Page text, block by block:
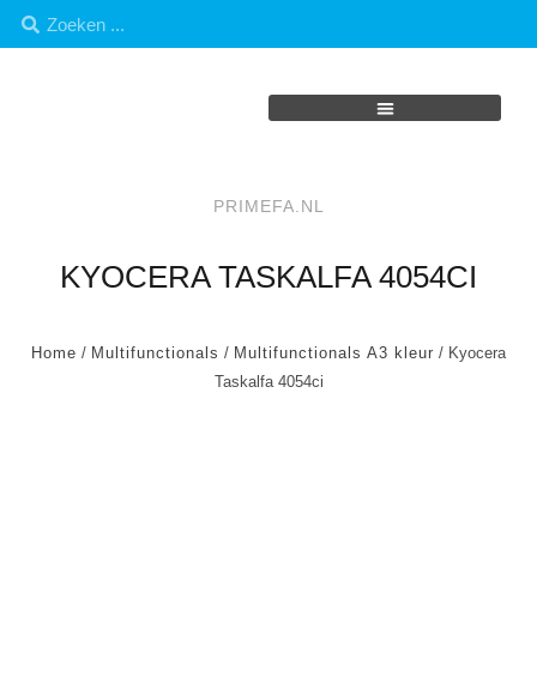
PRIMEFA.NL
KYOCERA TASKALFA 4054CI
Home / Multifunctionals / Multifunctionals A3 kleur / Kyocera
Taskalfa 4054ci